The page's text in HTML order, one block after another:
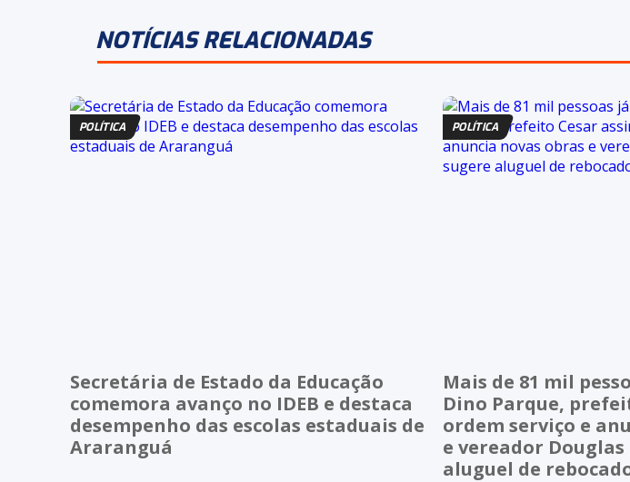
NOTÍCIAS RELACIONADAS
POLÍTICA
Secretária de Estado da Educação
comemora avanço no IDEB e destaca
desempenho das escolas estaduais de
Araranguá
POLÍTICA
Mais de 81 mil
Dino Parque,
ordem serviço e
e vereador
aluguel de